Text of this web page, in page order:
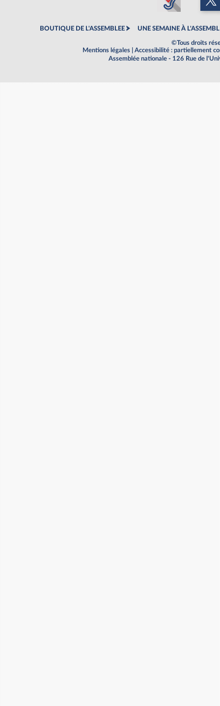
BOUTIQUE DE L'ASSEMBLEE UNE SEMAINE À
©Tous droits
Mentions légales
Accessibilité : partiellement
Assemblée nationale - 126 Rue de